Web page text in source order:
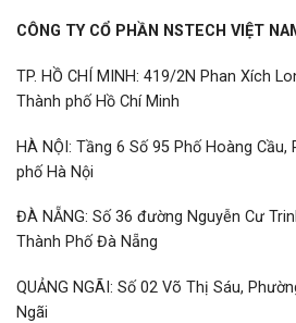
CÔNG TY CỔ PHẦN NSTECH VIỆT
TP. HỒ CHÍ MINH: 419/2N Phan Xích
Thành phố Hồ Chí Minh
HÀ NỘI: Tầng 6 Số 95 Phố Hoàng
phố Hà Nội
ĐÀ NẴNG: Số 36 đường Nguyễn Cư
Thành Phố Đà Nẵng
QUẢNG NGÃI: Số 02 Võ Thị Sáu,
Ngãi